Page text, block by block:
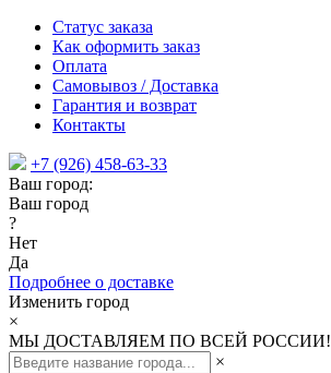
Статус заказа
Как оформить заказ
Оплата
Самовывоз / Доставка
Гарантия и возврат
Контакты
+7 (926) 458-63-33
Ваш город:
Ваш город
?
Нет
Да
Подробнее о доставке
Изменить город
×
МЫ ДОСТАВЛЯЕМ ПО ВСЕЙ РОССИИ!
×